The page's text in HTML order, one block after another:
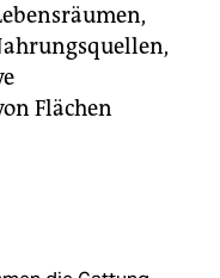
Flächen